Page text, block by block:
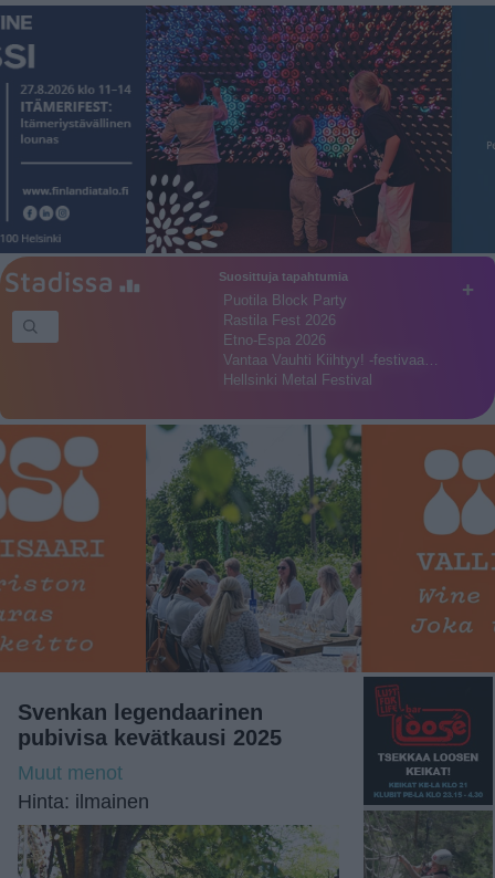
+
Suosittuja tapahtumia
Puotila Block Party
Rastila Fest 2026
Etno-Espa 2026
Vantaa Vauhti Kiihtyy! -festivaa…
Hellsinki Metal Festival
Svenkan legendaarinen
pubivisa kevätkausi 2025
Muut menot
Hinta: ilmainen